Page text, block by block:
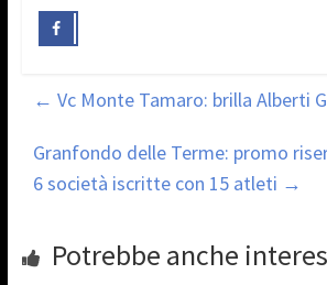
← Vc Monte Tamaro: brilla Alberti
Granfondo delle Terme: promo
6 società iscritte con 15 atleti →
Potrebbe anche